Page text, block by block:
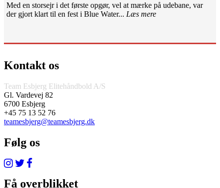
Med en storsejr i det første opgør, vel at mærke på udebane, var
der gjort klart til en fest i Blue Water... Læs mere
Kontakt os
Team Esbjerg Elitehåndbold A/S
Gl. Vardevej 82
6700 Esbjerg
+45 75 13 52 76
teamesbjerg@teamesbjerg.dk
Følg os
Få overblikket